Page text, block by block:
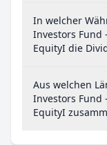
In welcher
Investors Fund
EquityI die
Aus welchen
Investors Fund
EquityI